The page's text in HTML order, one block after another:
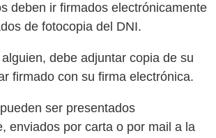
deben ir firmados electrónicamente
de fotocopia del DNI.
debe adjuntar copia de su
firmado con su firma electrónica.
ser presentados
enviados por carta o por mail a la